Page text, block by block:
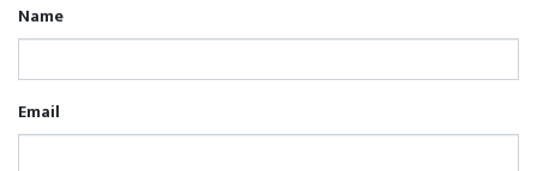
Name
Email